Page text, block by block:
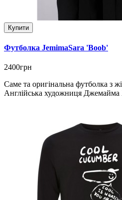
Купити
Футболка JemimaSara 'Boob'
2400грн
Саме та оригінальна футболка з
Англійська художниця Джемайма